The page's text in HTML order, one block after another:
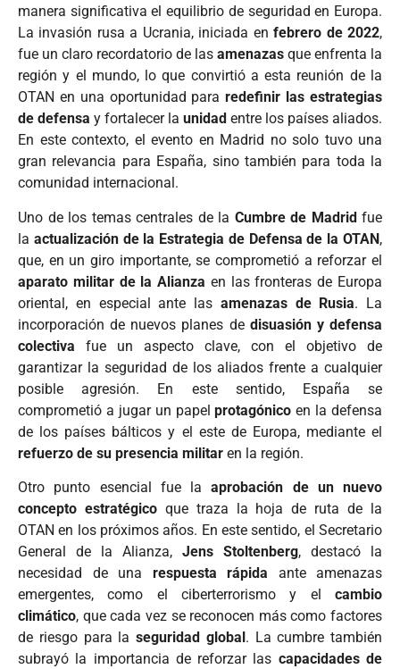
manera significativa el equilibrio de seguridad en Europa.
La invasión rusa a Ucrania, iniciada enfebrero de 2022,
fue un claro recordatorio de las amenazas que enfrenta la
región y el mundo, lo que convirtió a esta reunión de la
OTAN en una oportunidad pararedefinir las estrategias
de defensa y fortalecer la unidad entre los países aliados.
En este contexto, el evento en Madrid no solo tuvo una
gran relevancia para España, sino también para toda la
comunidad internacional.
Uno de los temas centrales de la Cumbre de Madridfue
la actualización de la Estrategia de Defensa de la OTAN,
que, en un giro importante, se comprometió a reforzar el
aparato militar de la Alianza en las fronteras de Europa
oriental, en especial ante las amenazas de Rusia. La
incorporación de nuevos planes de disuasión y defensa
colectiva fue un aspecto clave, con el objetivo de
garantizar la seguridad de los aliados frente a cualquier
posible agresión. En este sentido, España se
comprometió a jugar un papelprotagónico en la defensa
de los países bálticos y el este de Europa, mediante el
refuerzo de su presencia militar en la región.
Otro punto esencial fue laaprobación de un nuevo
concepto estratégicoque traza la hoja de ruta de la
OTAN en los próximos años. En este sentido, el Secretario
General de la Alianza, Jens Stoltenberg, destacó la
necesidad de una respuesta rápida ante amenazas
emergentes, como el ciberterrorismo y el cambio
climático, que cada vez se reconocen más como factores
de riesgo para la seguridad global . La cumbre también
subrayó la importancia de reforzar las capacidades de